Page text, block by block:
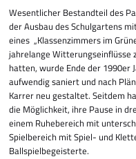
Wesentlicher Bestandteil des
der Ausbau des Schulgartens
eines „Klassenzimmers im
jahrelange Witterungseinflüsse
hatten, wurde Ende der 1990er
aufwendig saniert und nach
Karrer neu gestaltet. Seitdem
die Möglichkeit, ihre Pause in
einem Ruhebereich mit
Spielbereich mit Spiel- und
Ballspielbegeisterte.